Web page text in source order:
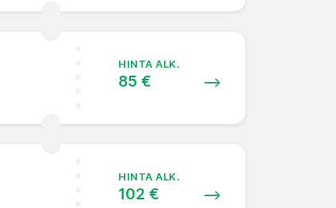
HINTA ALK.
85 €
HINTA ALK.
102 €